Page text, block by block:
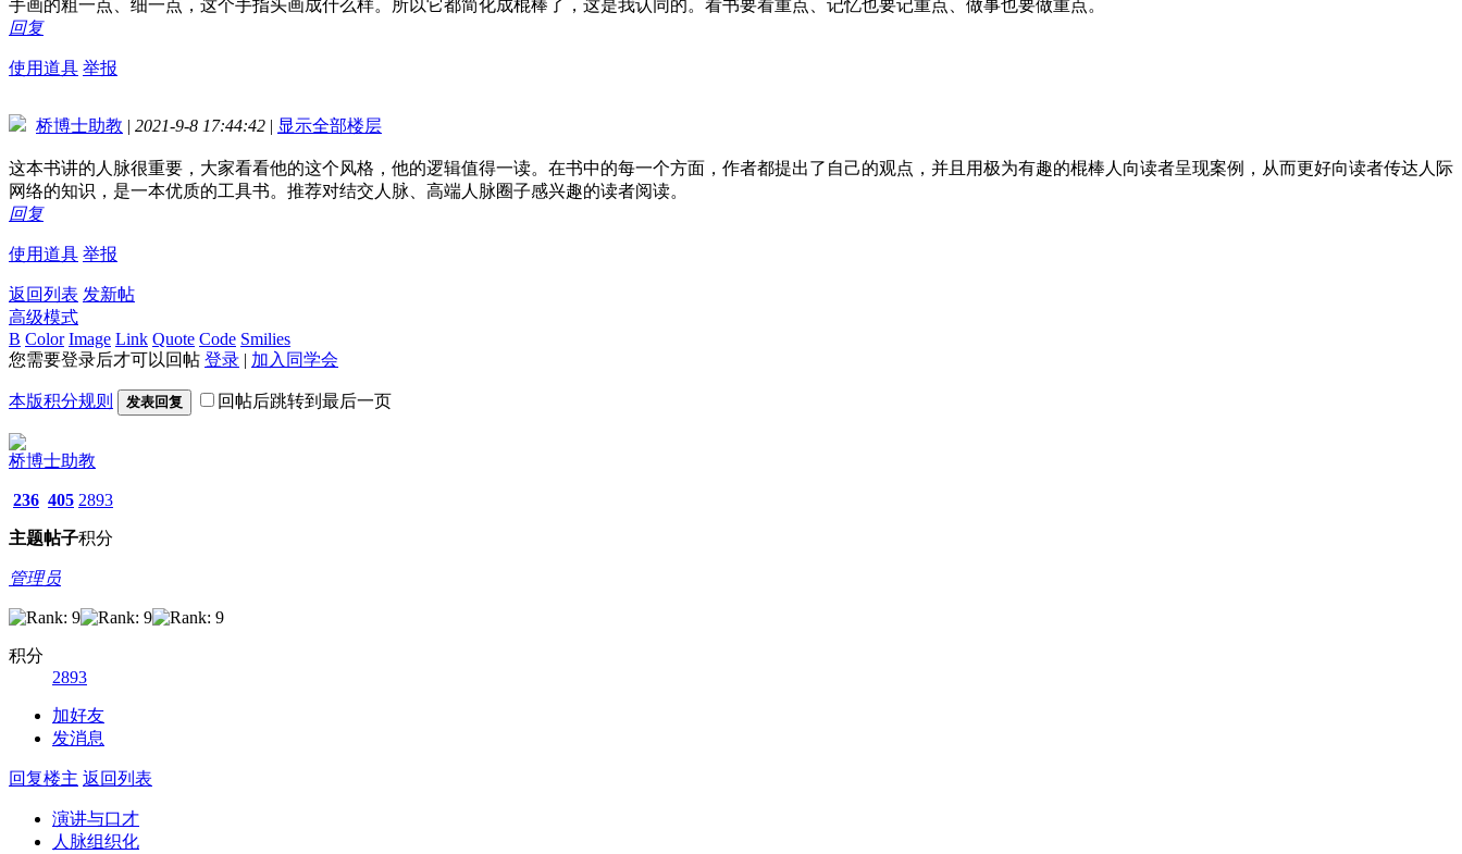
手画的粗一点、细一点，这个手指头画成什么样。所以它都简化成棍棒了，这是我认同的。看书要看重点、记忆也要记重点、做事也要做重点。
回复
使用道具 举报
桥博士助教 | 2021-9-8 17:44:42 | 显示全部楼层
这本书讲的人脉很重要，大家看看他的这个风格，他的逻辑值得一读。在书中的每一个方面，作者都提出了自己的观点，并且用极为有趣的棍棒人向读者呈现案例，从而更好向读者传达人际
网络的知识，是一本优质的工具书。推荐对结交人脉、高端人脉圈子感兴趣的读者阅读。
回复
使用道具 举报
返回列表 发新帖
高级模式
B Color Image Link Quote Code Smilies
您需要登录后才可以回帖 登录 | 加入同学会
本版积分规则 发表回复 回帖后跳转到最后一页
桥博士助教
236
主题
405
帖子
2893
积分
管理员
积分
2893
加好友
发消息
回复楼主 返回列表
演讲与口才
人脉组织化